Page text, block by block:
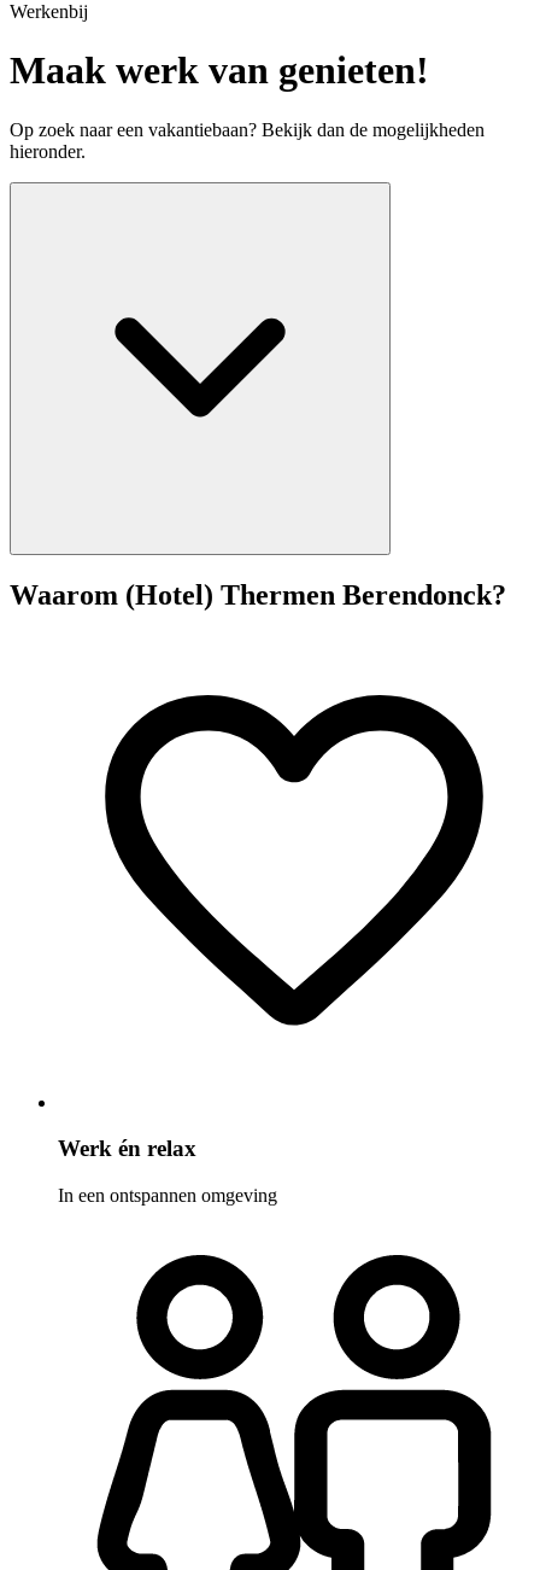
Werkenbij
Maak werk van genieten!
Op zoek naar een vakantiebaan? Bekijk dan de mogelijkheden
hieronder.
Waarom (Hotel) Thermen Berendonck?
Werk én relax
In een ontspannen omgeving